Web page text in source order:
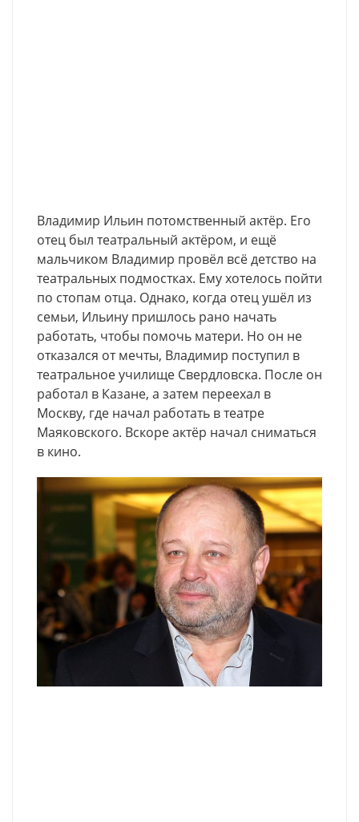
Владимир Ильин потомственный актёр. Его
отец был театральный актёром, и ещё
мальчиком Владимир провёл всё детство на
театральных подмостках. Ему хотелось пойти
по стопам отца. Однако, когда отец ушёл из
семьи, Ильину пришлось рано начать
работать, чтобы помочь матери. Но он не
отказался от мечты, Владимир поступил в
театральное училище Свердловска. После он
работал в Казане, а затем переехал в
Москву, где начал работать в театре
Маяковского. Вскоре актёр начал сниматься
в кино.